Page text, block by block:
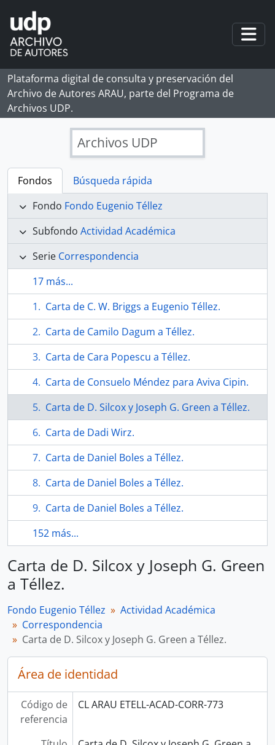
Skip to main content
Plataforma digital de consulta y preservación del
Archivo de Autores ARAU, parte del Programa de
Archivos UDP.
Archivos UDP
Fondos
Búsqueda rápida
Fondo Fondo Eugenio Téllez
Subfondo Actividad Académica
Serie Correspondencia
17 más...
Carta de C. W. Briggs a Eugenio Téllez.
Carta de Camilo Dagum a Téllez.
Carta de Cara Popescu a Téllez.
Carta de Consuelo Méndez para Aviva Cipin.
Carta de D. Silcox y Joseph G. Green a Téllez.
Carta de Dadi Wirz.
Carta de Daniel Boles a Téllez.
Carta de Daniel Boles a Téllez.
Carta de Daniel Boles a Téllez.
152 más...
Carta de D. Silcox y Joseph G. Green
a Téllez.
Fondo Eugenio Téllez
Actividad Académica
Correspondencia
Carta de D. Silcox y Joseph G. Green a Téllez.
Área de identidad
Código de
referencia
CL ARAU ETELL-ACAD-CORR-773